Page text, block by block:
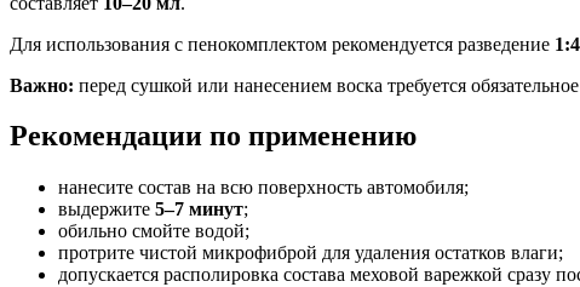
Для использования с пенокомплектом рекомендуется разведение
Важно: перед сушкой или нанесением воска требуется
Рекомендации по применению
нанесите состав на всю поверхность автомобиля;
выдержите 5–7 минут;
обильно смойте водой;
протрите чистой микрофиброй для удаления остатков влаги;
допускается располировка состава меховой варежкой сразу